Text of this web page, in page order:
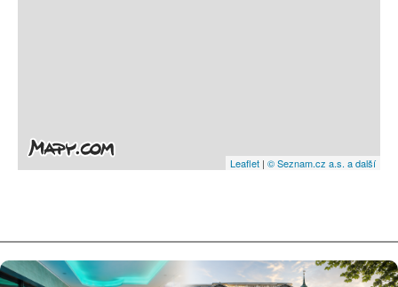
Leaflet | © Seznam.cz a.s. a další